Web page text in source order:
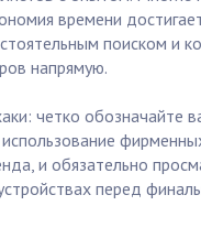
времени
поиском и
напрямую.
четко обозначайте
использование
и обязательно
перед